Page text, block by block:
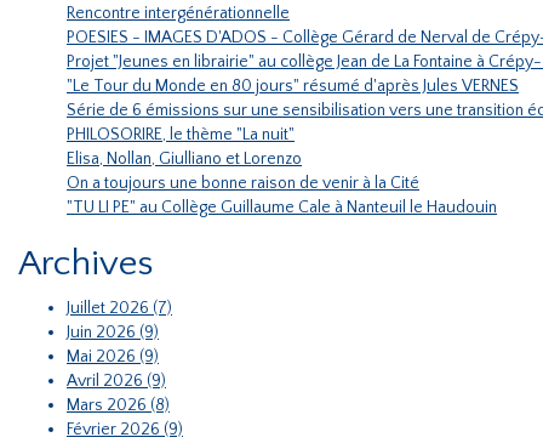
Rencontre intergénérationnelle
POESIES - IMAGES D'ADOS - Collège Gérard de Nerval de
Projet "Jeunes en librairie" au collège Jean de La Fontaine à
"Le Tour du Monde en 80 jours" résumé d'après Jules VERNES
Série de 6 émissions sur une sensibilisation vers une transition
PHILOSORIRE, le thème "La nuit"
Elisa, Nollan, Giulliano et Lorenzo
On a toujours une bonne raison de venir à la Cité
"TU LI PE" au Collège Guillaume Cale à Nanteuil le Haudouin
Archives
Juillet 2026 (7)
Juin 2026 (9)
Mai 2026 (9)
Avril 2026 (9)
Mars 2026 (8)
Février 2026 (9)